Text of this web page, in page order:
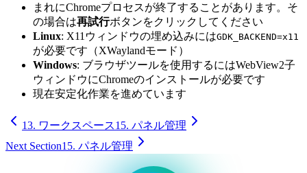
まれにChromeプロセスが終了することがあります。そ
の場合は再試行ボタンをクリックしてください
Linux: X11ウィンドウの埋め込みにはGDK_BACKEND=x11
が必要です（XWaylandモード）
Windows: ブラウザツールを使用するにはWebView2子
ウィンドウにChromeのインストールが必要です
現在安定化作業を進めています
13. ワークスペース15. パネル管理
Next Section15. パネル管理